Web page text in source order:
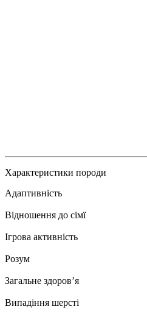
Характеристики породи
Адаптивність
Відношення до сімї
Ігрова активність
Розум
Загальне здоровʼя
Випадіння шерсті